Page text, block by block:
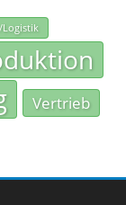
Logistik
Vertrieb